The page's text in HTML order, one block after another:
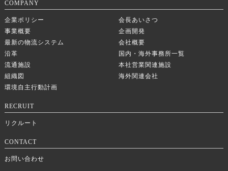
COMPANY
企業ポリシー
会長あいさつ
事業概要
企画開発
最新の物流システム
会社概要
沿革
国内・海外事務所一覧
流通施設
本社営業関連施設
組織図
海外関連会社
環境自主行動計画
RECRUIT
リクルート
CONTACT
お問い合わせ